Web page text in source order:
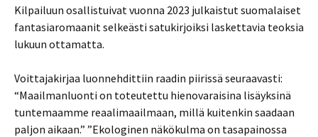
Kilpailuun osallistuivat vuonna 2023 julkaistut suomalaiset
fantasiaromaanit selkeästi satukirjoiksi laskettavia teoksia
lukuun ottamatta.
Voittajakirjaa luonnehdittiin raadin piirissä seuraavasti:
“Maailmanluonti on toteutettu hienovaraisina lisäyksinä
tuntemaamme reaalimaailmaan, millä kuitenkin saadaan
paljon aikaan.” ”Ekologinen näkökulma on tasapainossa